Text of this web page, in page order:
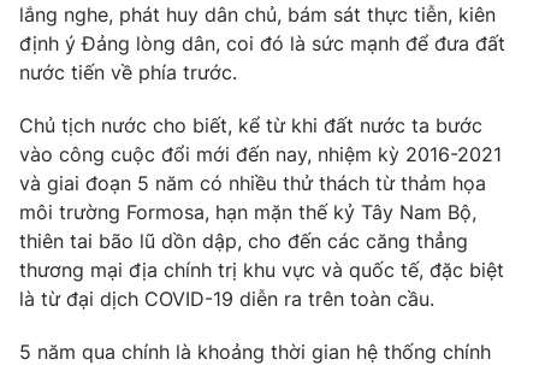
lắng nghe, phát huy dân chủ, bám sát thực tiễn, kiên
định ý Đảng lòng dân, coi đó là sức mạnh để đưa đất
nước tiến về phía trước.
Chủ tịch nước cho biết, kể từ khi đất nước ta bước
vào công cuộc đổi mới đến nay, nhiệm kỳ 2016-2021
và giai đoạn 5 năm có nhiều thử thách từ thảm họa
môi trường Formosa, hạn mặn thế kỷ Tây Nam Bộ,
thiên tai bão lũ dồn dập, cho đến các căng thẳng
thương mại địa chính trị khu vực và quốc tế, đặc biệt
là từ đại dịch COVID-19 diễn ra trên toàn cầu.
5 năm qua chính là khoảng thời gian hệ thống chính